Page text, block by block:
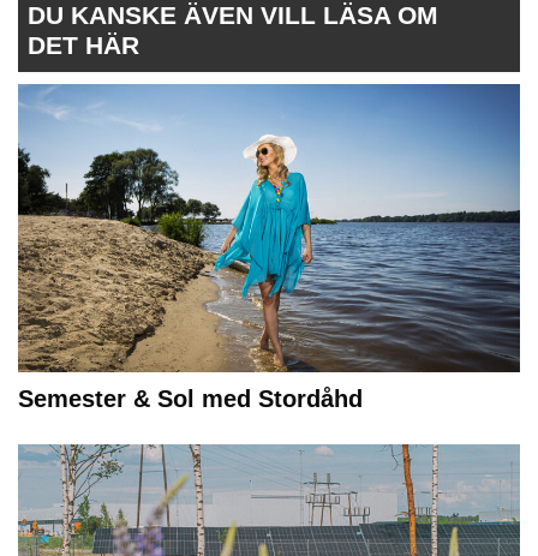
DU KANSKE ÄVEN VILL LÄSA OM
DET HÄR
Semester & Sol med Stordåhd